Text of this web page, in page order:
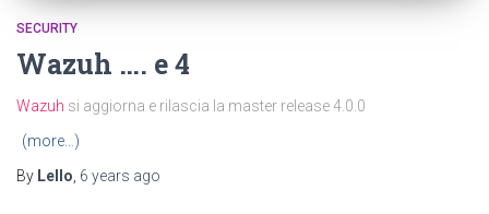
SECURITY
Wazuh …. e 4
Wazuh si aggiorna e rilascia la master release 4.0.0
(more…)
By Lello 6 years ago